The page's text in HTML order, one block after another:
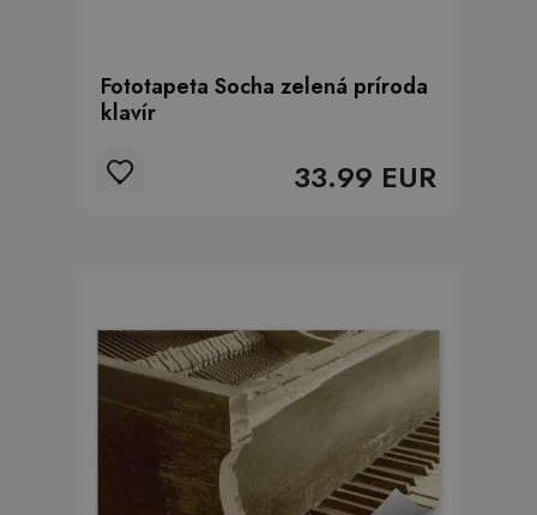
Fototapeta Socha zelená príroda
klavír
33.99 EUR